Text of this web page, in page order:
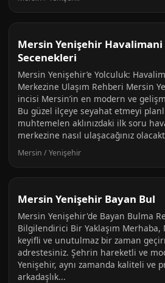
Mersin Yenişehir
Secenekleri
Mersin Yenişehir’e Yolculuk:
Merkezine Ulaşım Rehberi Mersin
incisi Mersin’in en modern ve
Bu güzel ilçeye seyahat etmeyi
muhtemelen aklınızdaki ilk soru
merkezine nasıl ulaşacağınız
Mersin / Yenişehir
Mersin Yenişehir Bayan Bul
Mersin Yenişehir'de Bayan Bulma
Bilgilendirici Bir Yaklaşım
keyifli ve unutulmaz bir zaman
adrestesiniz. Şehrin hareketli ve
Yenişehir, aynı zamanda kaliteli ve
arkadaşlık...